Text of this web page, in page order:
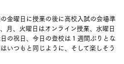
金曜日に授業の後に高校入試の会場準
月、火曜日はオンライン授業、水曜日
の祝日、今日の登校は１週間ぶりとな
いつもと同じように、そして楽しそう